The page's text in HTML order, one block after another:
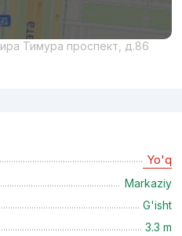
Тимура проспект, д.86
Yo'q
Markaziy
G'isht
3.3 m